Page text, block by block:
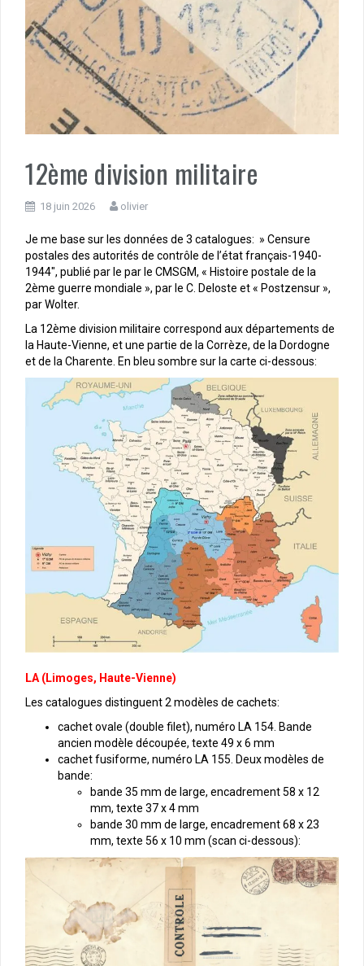
12ème division militaire
18 juin 2026 olivier
Je me base sur les données de 3 catalogues: » Censure
postales des autorités de contrôle de l’état français-1940-
1944″, publié par le par le CMSGM, « Histoire postale de la
2ème guerre mondiale », par le C. Deloste et « Postzensur »,
par Wolter.
La 12ème division militaire correspond aux départements de
la Haute-Vienne, et une partie de la Corrèze, de la Dordogne
et de la Charente. En bleu sombre sur la carte ci-dessous:
LA (Limoges, Haute-Vienne)
Les catalogues distinguent 2 modèles de cachets:
cachet ovale (double filet), numéro LA 154. Bande
ancien modèle découpée, texte 49 x 6 mm
cachet fusiforme, numéro LA 155. Deux modèles de
bande:
bande 35 mm de large, encadrement 58 x 12
mm, texte 37 x 4 mm
bande 30 mm de large, encadrement 68 x 23
mm, texte 56 x 10 mm (scan ci-dessous):